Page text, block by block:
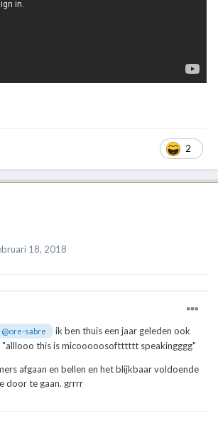
2
18, 2018
@ore-sabre
ik ben thuis een jaar geleden ook
"alllooo this is micooooosoftttttt speakingggg"
afgaan en bellen en het blijkbaar voldoende
door te gaan. grrrr